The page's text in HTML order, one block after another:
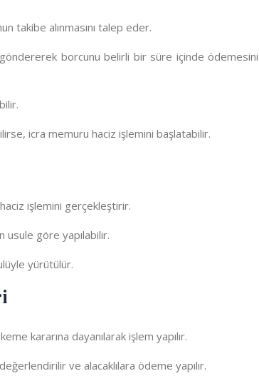
takibe alınmasını talep eder.
borcunu belirli bir süre içinde ödemesini
icra memuru haciz işlemini başlatabilir.
işlemini gerçekleştirir.
usule göre yapılabilir.
yürütülür.
kararına dayanılarak işlem yapılır.
ve alacaklılara ödeme yapılır.